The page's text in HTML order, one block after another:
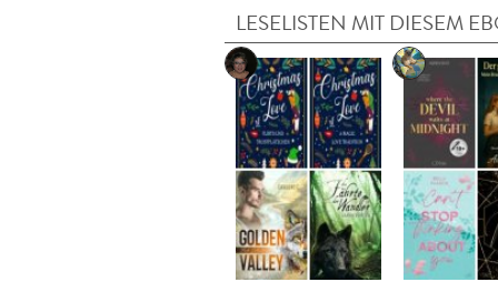
LESELISTEN MIT DIESEM